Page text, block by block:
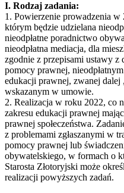
I. Rodzaj zadania:
1. Powierzenie prowadzenia
którym będzie udzielana
nieodpłatne poradnictwo
nieodpłatna mediacja, dla
zgodnie z przepisami ustawy z
pomocy prawnej,
edukacji prawnej, zwanej dalej
wskazanym w umowie.
2. Realizacja w roku 2022, co
zakresu edukacji prawnej
prawnej społeczeństwa.
z problemami zgłaszanymi w
pomocy prawnej lub
obywatelskiego, w formach o
Starosta Złotoryjski może
realizacji powyższych zadań.